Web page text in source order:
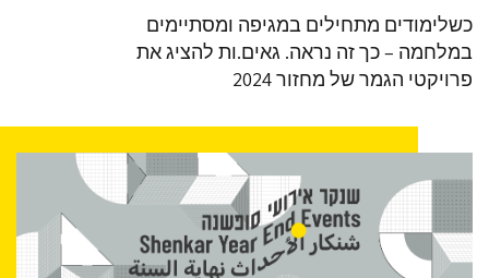
כשלימודים מתחילים במגיפה ומסתיימים
במלחמה – כך זה נראה. גאים.ות להציג את
פרויקטי הגמר של מחזור 2024